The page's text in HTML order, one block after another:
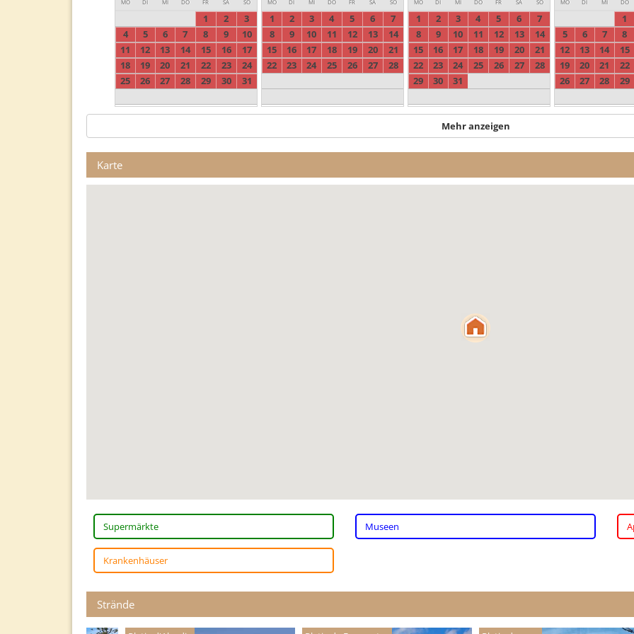
MO DI MI DO FR SA SO
1 2
3
4
5 6 7 8 9
10
11
12 13 14 15 16
17
18
19 20 21 22 23
24
25
26 27 28 29 30 31
MO DI MI DO FR SA SO
1 2 3 4 5 6
7
8
9 10 11 12 13
14
15
16 17 18 19 20
21
22
23 24 25 26 27 28
MO DI MI DO FR SA SO
1 2 3 4 5 6
7
8
9 10 11 12 13
14
15
16 17 18 19 20
21
22
23 24 25 26 27
28
29
30 31
MO DI MI DO
1
5
6 7
8
12
13 14
15
19
20 21
22
26
27 28 29
Mehr anzeigen
Karte
Supermärkte Museen
Krankenhäuser
Strände